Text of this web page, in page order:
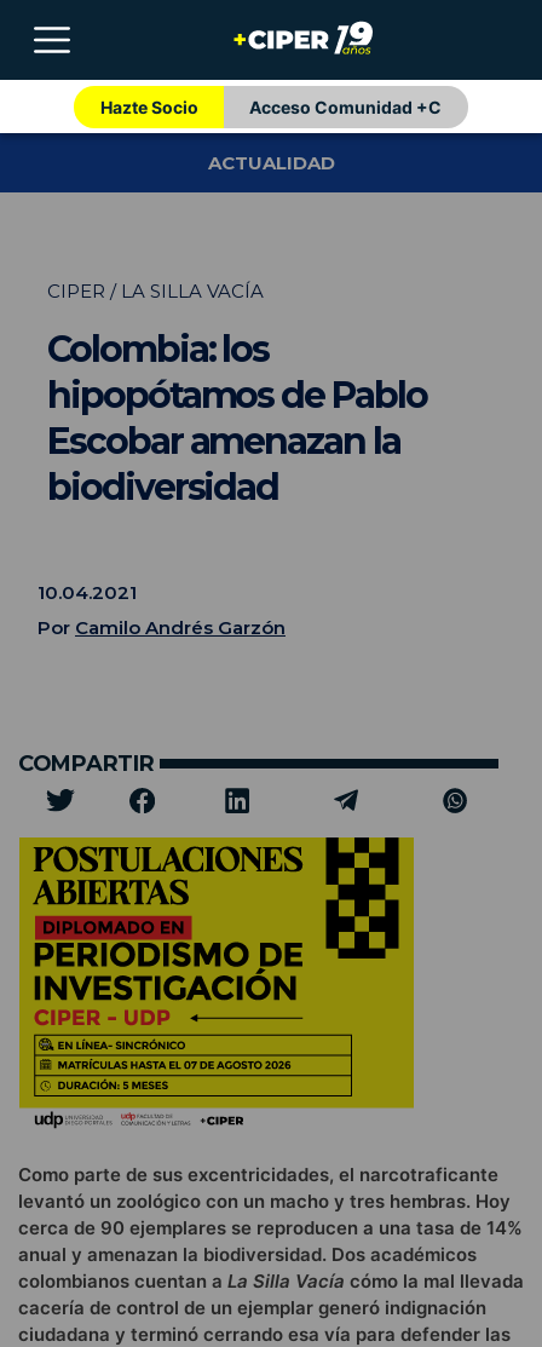
Hazte Socio Acceso Comunidad +C
ACTUALIDAD
CIPER / LA SILLA VACÍA
Colombia: los
hipopótamos de Pablo
Escobar amenazan la
biodiversidad
10.04.2021
Por Camilo Andrés Garzón
COMPARTIR
Como parte de sus excentricidades, el narcotraficante
levantó un zoológico con un macho y tres hembras. Hoy
cerca de 90 ejemplares se reproducen a una tasa de 14%
anual y amenazan la biodiversidad. Dos académicos
colombianos cuentan a La Silla Vacía cómo la mal llevada
cacería de control de un ejemplar generó indignación
ciudadana y terminó cerrando esa vía para defender las